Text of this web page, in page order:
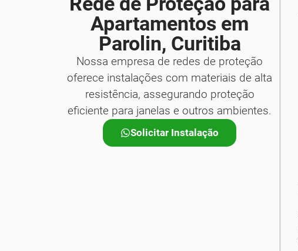
Apartamentos em
Parolin, Curitiba
Nossa empresa de redes de proteção
oferece instalações com materiais de alta
resistência, assegurando proteção
eficiente para janelas e outros ambientes.
Solicitar Instalação